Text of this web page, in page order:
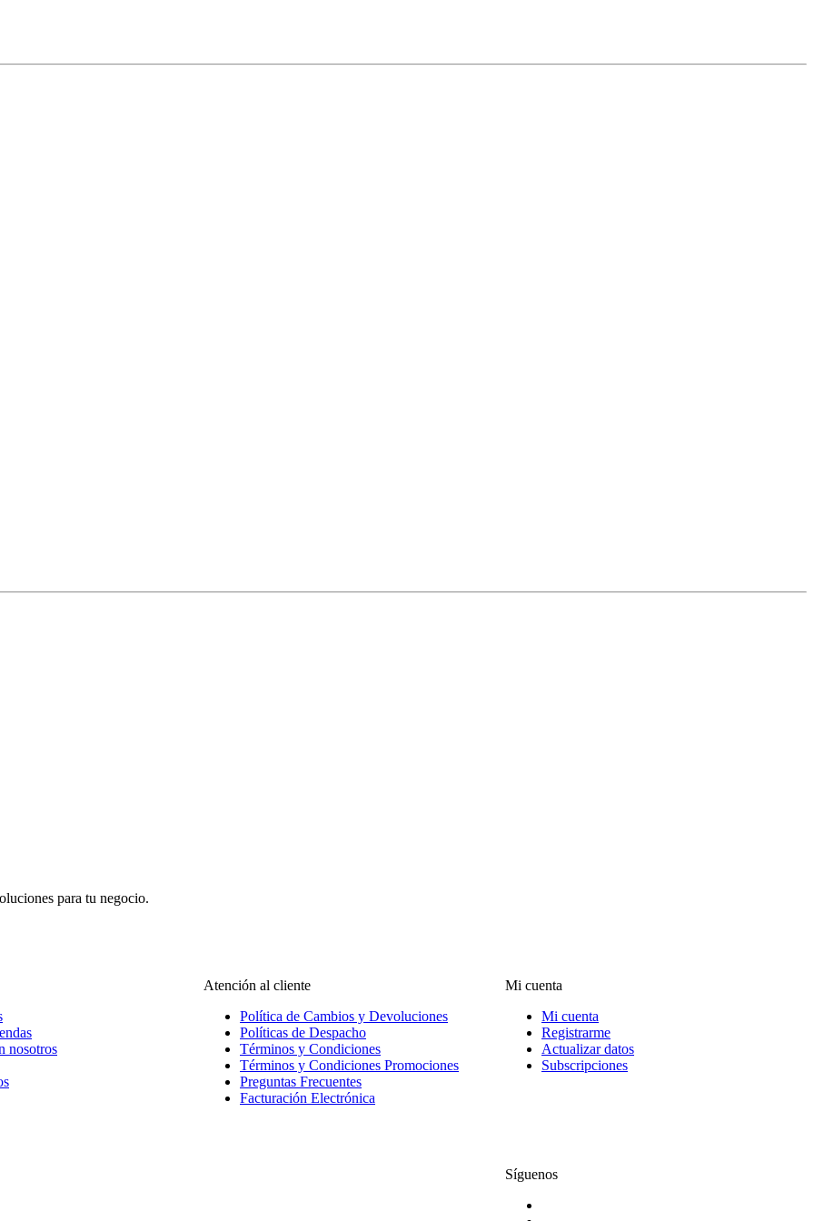
para tu negocio.
nosotros
Atención al cliente
Política de Cambios y Devoluciones
Políticas de Despacho
Términos y Condiciones
Términos y Condiciones Promociones
Preguntas Frecuentes
Facturación Electrónica
Mi cuenta
Mi cuenta
Registrarme
Actualizar datos
Subscripciones
Síguenos